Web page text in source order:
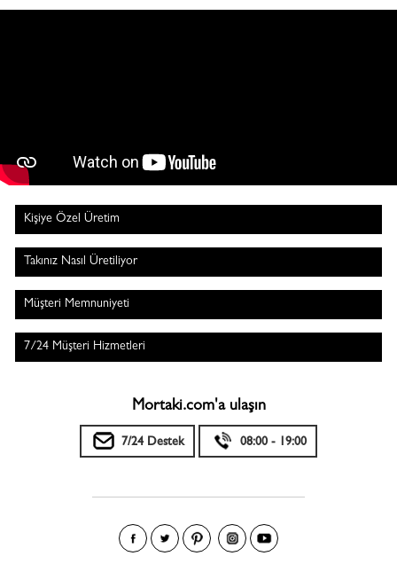
Kişiye Özel Üretim
Takınız Nasıl Üretiliyor
Müşteri Memnuniyeti
7/24 Müşteri Hizmetleri
Mortaki.com'a ulaşın
7/24 Destek 08:00 - 19:00